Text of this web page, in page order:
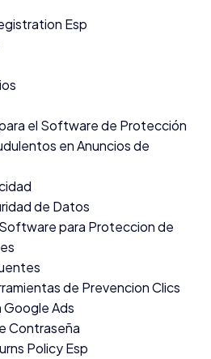
Esp
el Software de Protección
en Anuncios de
de Datos
para Proteccion de
de Prevencion Clics
Ads
Contraseña
Policy Esp